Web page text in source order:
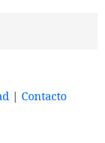
| Contacto